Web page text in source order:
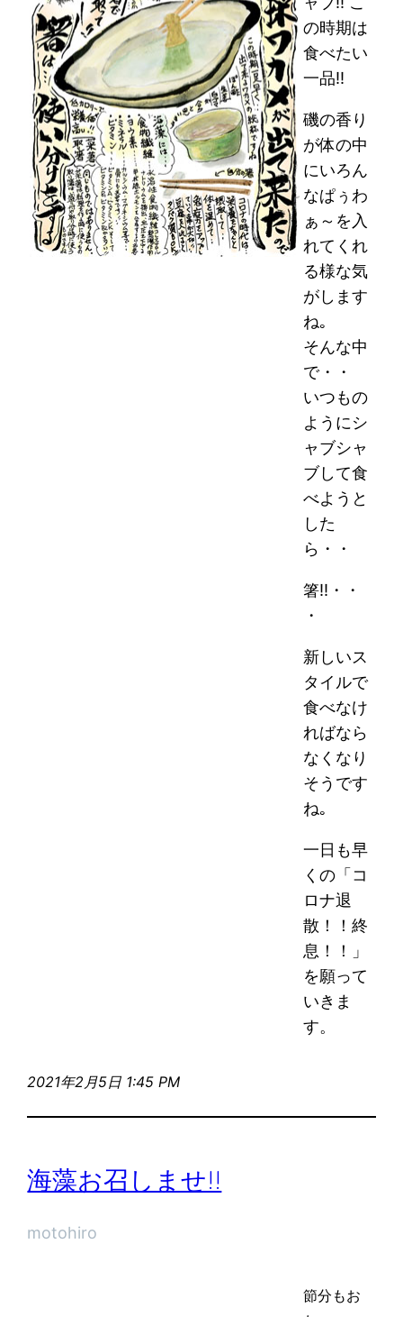
の時期は
食べたい
一品!!
磯の香り
が体の中
にいろん
なぱぅわ
ぁ～を入
れてくれ
る様な気
がします
ね｡
そんな中
で・・
いつもの
ようにシ
ャブシャ
ブして食
べようと
した
ら・・
箸!!・・
・
新しいス
タイルで
食べなけ
ればなら
なくなり
そうです
ね｡
一日も早
くの「コ
ロナ退
散！！終
息！！」
を願って
いきま
す。
2021年2月5日 1:45 PM
海藻お召しませ!!
motohiro
節分もお